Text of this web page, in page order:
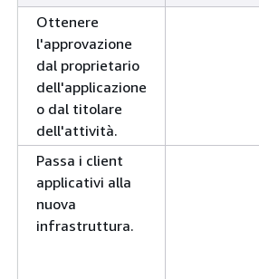
Ottenere
l'approvazione
dal proprietario
dell'applicazione
o dal titolare
dell'attività.
Passa i client
applicativi alla
nuova
infrastruttura.